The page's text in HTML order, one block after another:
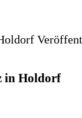
in Holdorf